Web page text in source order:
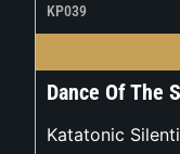
KP039
Dance Of The
Katatonic